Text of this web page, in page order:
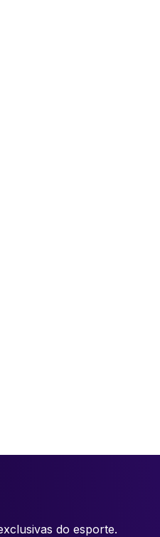
do esporte.